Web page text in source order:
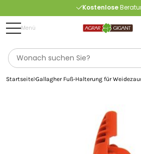
Kostenlose
ab 175 € (in DE) –
Menü
Startseite Gallagher Fuß-Halterung für